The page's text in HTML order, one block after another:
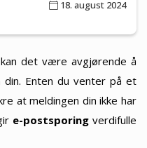
18. august 2024
det være avgjørende å
Enten du venter på et
at meldingen din ikke har
e-postsporing verdifulle